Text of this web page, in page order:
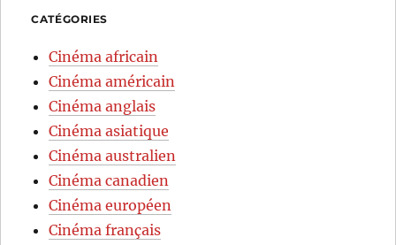
CATÉGORIES
Cinéma africain
Cinéma américain
Cinéma anglais
Cinéma asiatique
Cinéma australien
Cinéma canadien
Cinéma européen
Cinéma français